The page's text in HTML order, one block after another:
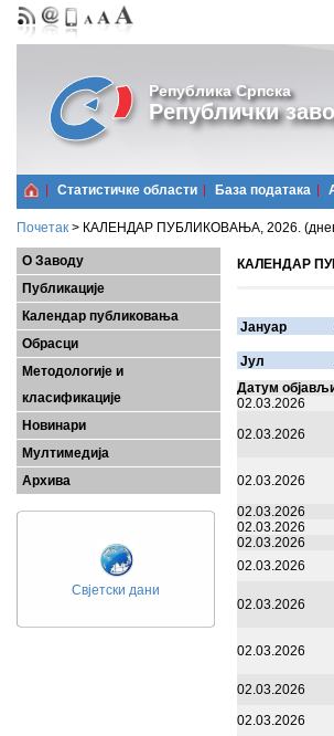
Република Српска
Републички
Статистичке области Базa података
Почетак > КАЛЕНДАР ПУБЛИКОВАЊА, 2026.
О Заводу
Публикације
Календар публиковања
Обрасци
Методологије и
класификације
Новинари
Мултимедија
Архива
Свјетски дани
КАЛЕНДАР
Јануар
Јул
Датум
02.03.2026
02.03.2026
02.03.2026
02.03.2026
02.03.2026
02.03.2026
02.03.2026
02.03.2026
02.03.2026
02.03.2026
02.03.2026